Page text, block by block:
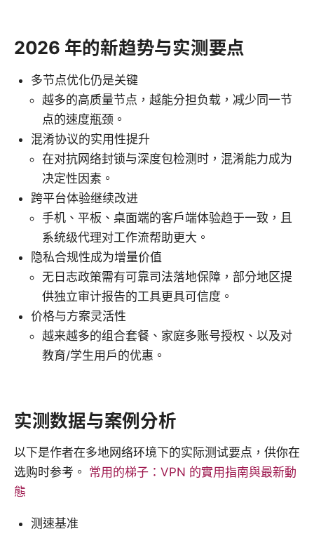
2026 年的新趋势与实测要点
多节点优化仍是关键
越多的高质量节点，越能分担负载，减少同一节
点的速度瓶颈。
混淆协议的实用性提升
在对抗网络封锁与深度包检测时，混淆能力成为
决定性因素。
跨平台体验继续改进
手机、平板、桌面端的客户端体验趋于一致，且
系统级代理对工作流帮助更大。
隐私合规性成为增量价值
无日志政策需有可靠司法落地保障，部分地区提
供独立审计报告的工具更具可信度。
价格与方案灵活性
越来越多的组合套餐、家庭多账号授权、以及对
教育/学生用户的优惠。
实测数据与案例分析
以下是作者在多地网络环境下的实际测试要点，供你在
选购时参考。 常用的梯子：VPN 的實用指南與最新動
態
测速基准